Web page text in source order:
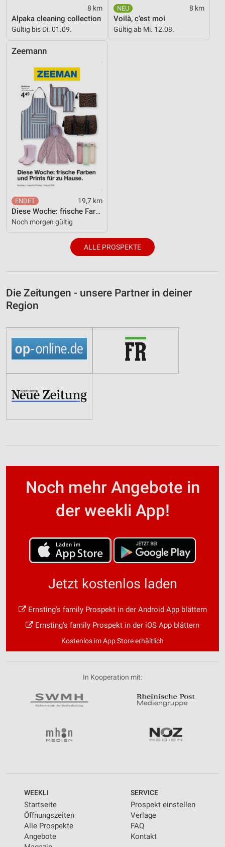
8 km
Alpaka cleaning collection
Gültig bis Di. 01.09.
8 km
Voilà, c’est moi
Gültig ab Mi. 12.08.
Zeemann
19,7 km
Diese Woche: frische Farben und Prints für zu Hause.
Noch morgen gültig
ALLE PROSPEKTE
Die Zeitungen - unsere Partner in deiner
Region
Noch mehr Angebote in
der weekli App!
Jetzt kostenlos laden
Ernsting's family Prospekt in der Android App blättern
Ernsting's family Prospekt in der iOS App blättern
Kostenlos im App Store erhältlich
In Kooperation mit:
WEEKLI
Startseite
Öffnungszeiten
Alle Prospekte
Angebote
SERVICE
Prospekt einstellen
Verlage
FAQ
Kontakt